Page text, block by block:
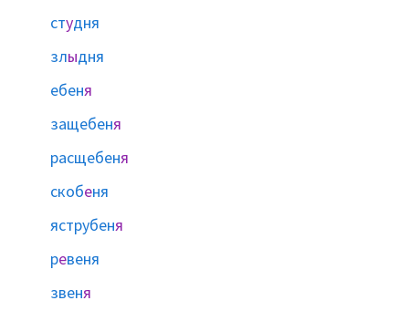
студня
злыдня
ебеня
защебеня
расщебеня
скобеня
яструбеня
ревеня
звеня